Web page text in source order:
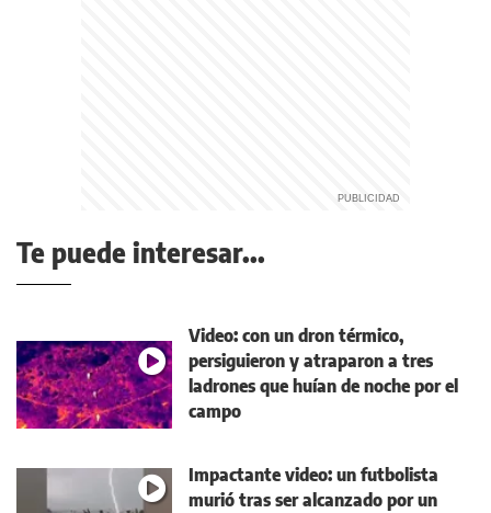
Te puede interesar...
Video: con un dron térmico,
persiguieron y atraparon a tres
ladrones que huían de noche por el
campo
Impactante video: un futbolista
murió tras ser alcanzado por un